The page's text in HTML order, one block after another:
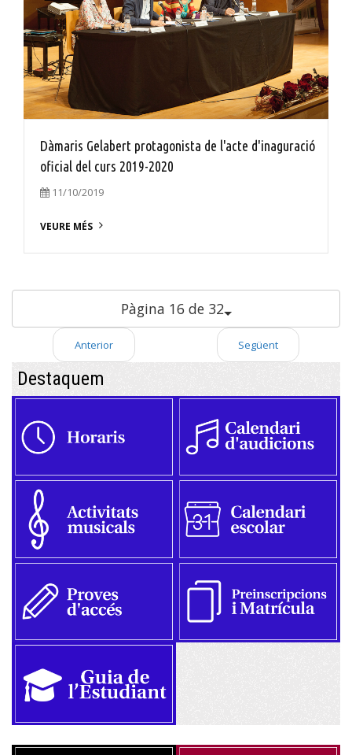
Dàmaris Gelabert protagonista de l'acte d'inaguració
oficial del curs 2019-2020
11/10/2019
VEURE MÉS
Pàgina 16 de 32
Anterior Següent
Destaquem